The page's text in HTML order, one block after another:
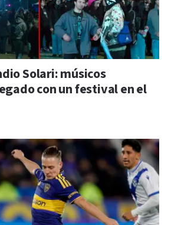
Solari: músicos
con un festival en el